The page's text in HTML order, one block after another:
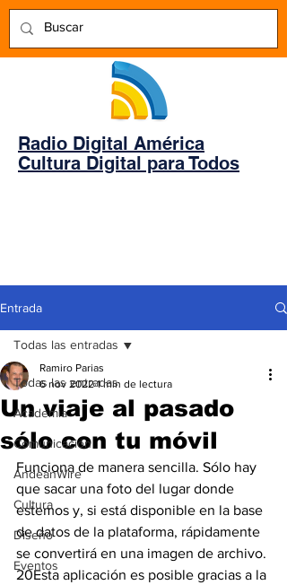
Radio Digital América
Cultura Digital para Todos
Entrada
Todas las entradas
Academia
Comunicación
AndeanWire
Cultura
Diseño
Eventos
Todas las entradas
Un viaje al pasado
sólo con tu móvil
Ramiro Parias
6 nov 2022 1 min de lectura
Funciona de manera sencilla. Sólo hay
que sacar una foto del lugar donde
estemos y, si está disponible en la base
de datos de la plataforma, rápidamente
se convertirá en una imagen de archivo.
20Esta aplicación es posible gracias a la